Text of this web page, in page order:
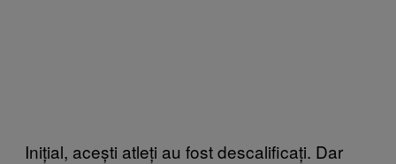
Inițial, acești atleți au fost descalificați. Dar